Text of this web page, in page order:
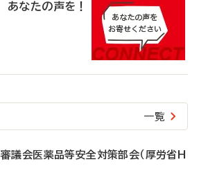
なたの声を！
一覧
議会医薬品等安全対策部会（厚労省H